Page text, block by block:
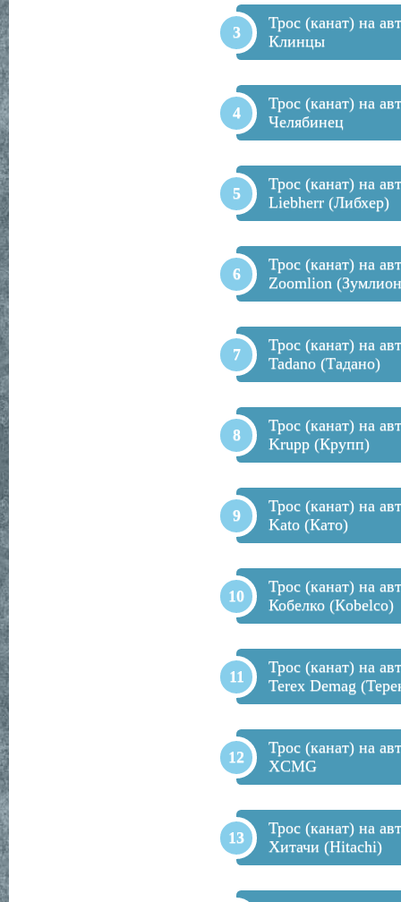
Трос (канат) на
Клинцы
Трос (канат) на
Челябинец
Трос (канат) на
Liebherr (Либхер)
Трос (канат) на
Zoomlion
Трос (канат) на
Tadano (Тадано)
Трос (канат) на
Krupp (Крупп)
Трос (канат) на
Kato (Като)
Трос (канат) на
Кобелко (Кobelco)
Трос (канат) на
Terex Demag
Трос (канат) на
XCMG
Трос (канат) на
Хитачи (Hitachi)